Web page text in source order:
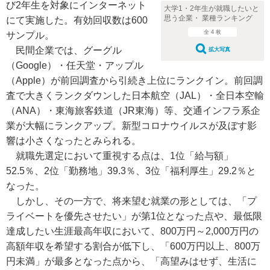
大学1・2年生が就職したいと
思う企業・ 業種ランキング
全 4 枚
拡大写真
び2年生を対象にインターネット
にて実施した。有効回収数は600
サンプル。
民間企業では、グーグル
（Google）・任天堂・アップル
（Apple）が前回調査から引続き上位にランクイン。前回調
査で大きくランクダウンした日本航空（JAL）・全日本空輸
（ANA）・東海旅客鉄道（JR東海）等、交通インフラ系企
業が大幅にランクアップ。新型コロナウイルスが及ぼす影
響は小さくなったとみられる。
就職先選定において重視する点は、1位「給与額」
52.5％、2位「勤務地」39.3％、3位「福利厚生」29.2％と
なった。
しかし、その一方で、将来望む就業の形としては、「プ
ライベートを優先させたい」が第1位となった点や、最低限
達成したい生涯最高年収において、800万円～2,000万円の
高額年収を希望する割合が低下し、「600万円以上、800万
円未満」が最多となった点から、「高望みはせず、生活に